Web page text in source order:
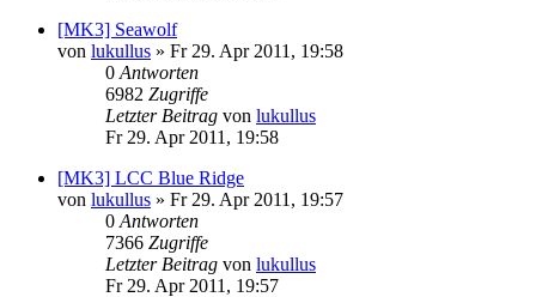
[MK3] Seawolf
von lukullus » Fr 29. Apr 2011, 19:58
0 Antworten
6982 Zugriffe
Letzter Beitrag von lukullus
Fr 29. Apr 2011, 19:58
[MK3] LCC Blue Ridge
von lukullus » Fr 29. Apr 2011, 19:57
0 Antworten
7366 Zugriffe
Letzter Beitrag von lukullus
Fr 29. Apr 2011, 19:57